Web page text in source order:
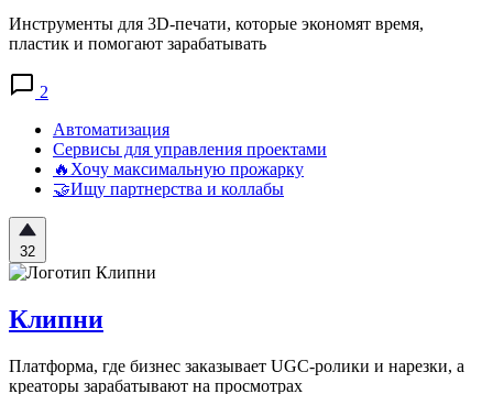
Инструменты для 3D-печати, которые экономят время,
пластик и помогают зарабатывать
2
Автоматизация
Сервисы для управления проектами
🔥Хочу максимальную прожарку
🤝Ищу партнерства и коллабы
32
Клипни
Платформа, где бизнес заказывает UGC-ролики и нарезки, а
креаторы зарабатывают на просмотрах